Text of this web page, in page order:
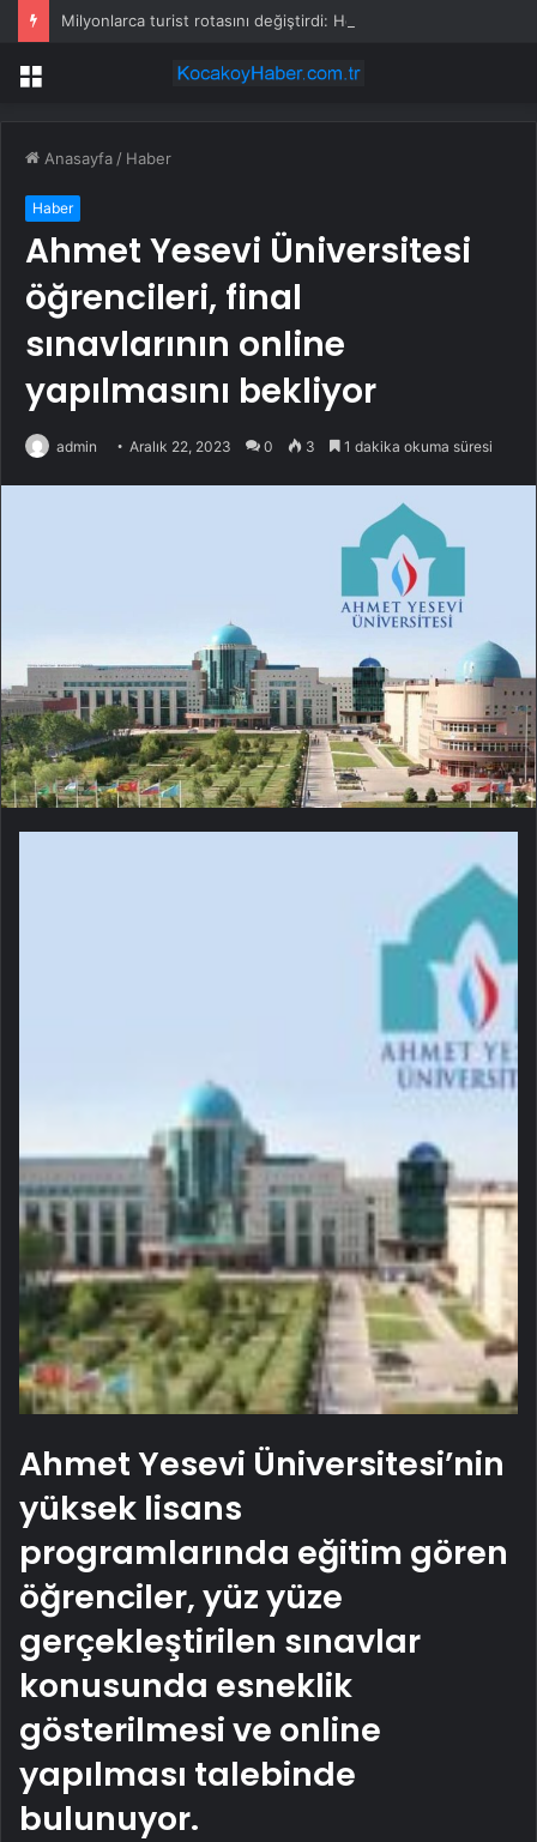
Menü
Anasayfa / Haber
Haber
Ahmet Yesevi Üniversitesi
öğrencileri, final
sınavlarının online
yapılmasını bekliyor
admin Aralık 22, 2023 0 3 1 dakika okuma süresi
Ahmet Yesevi Üniversitesi’nin
yüksek lisans
programlarında eğitim gören
öğrenciler, yüz yüze
gerçekleştirilen sınavlar
konusunda esneklik
gösterilmesi ve online
yapılması talebinde
bulunuyor.